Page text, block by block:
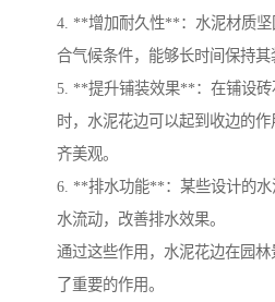
4. **增加耐久性**：水泥材质
合气候条件，能够长时间保持其
5. **提升铺装效果**：在铺设
时，水泥花边可以起到收边的
齐美观。
6. **排水功能**：某些设计的水
水流动，改善排水效果。
通过这些作用，水泥花边在园
了重要的作用。